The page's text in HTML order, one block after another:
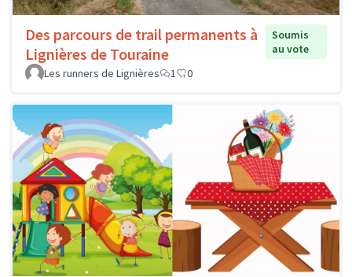
Des parcours de trail permanents à
Lignières de Touraine
Soumis
au vote
Les runners de Lignières
1 0